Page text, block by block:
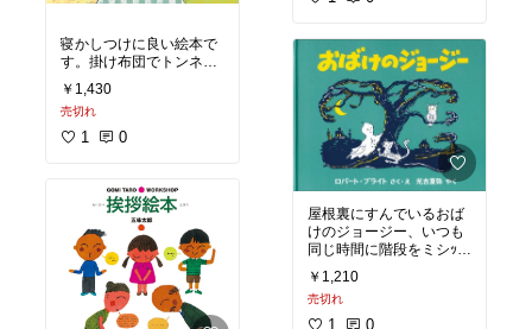
寝かしつけに良い絵本で
す。掛け布団でトンネル
を作ってくぐると、おふ
とんのくにに行けちゃう
という物語。空を飛んだ
り、フワフワ食べ物を食
り。眠ったら楽しい世界
で遊べると思わせてくれ
る絵本です。
#こども
#子ども
#親子
#絵本
￥1,430
売切れ
1 0
面の下ではモグラさん達
も引っ張っています。
お芋の季節に楽しい絵本
です。
#こども
#子ども
#親子
#絵本
#えほん
#絵本のある生活
#子育て
#幼稚園
#保育園
#こども園
屋根裏にすんでいるおば
けのジョージー、いつも
同じ時間に階段をミシｯと
言わせ、扉をギィーと開
けるのが日課。その音
が、その家に住む家族達
の生活の合図になってい
￥1,210
売切れ
1 0